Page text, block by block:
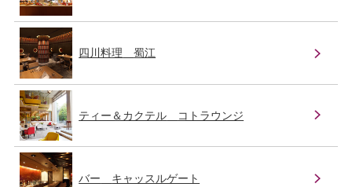
四川料理 蜀江
ティー＆カクテル コトラウンジ
バー キャッスルゲート